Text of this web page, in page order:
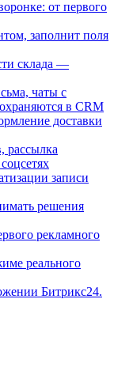
от первого
заполнит поля
склада —
чаты с
в CRM
доставки
рассылка
записи
решения
рекламного
реального
Битрикс24.